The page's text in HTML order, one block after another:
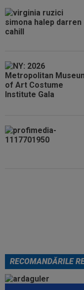
16:57 EXCLUSIV
Ioan Varga lui Marius
RECOMANDĂRILE